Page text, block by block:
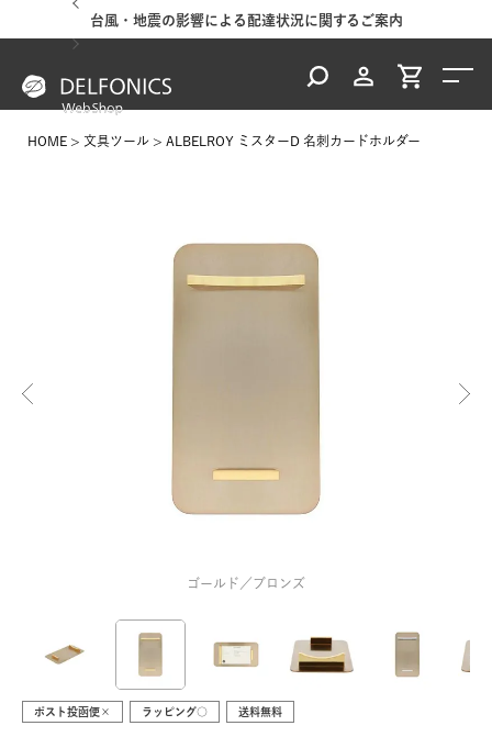
台風・地震の影響による配達状況に関するご案内
HOME 文具ツール ALBELROY ミスターD 名刺カードホルダー
ゴールド／ブロンズ
ポスト投函便× ラッピング○ 送料無料